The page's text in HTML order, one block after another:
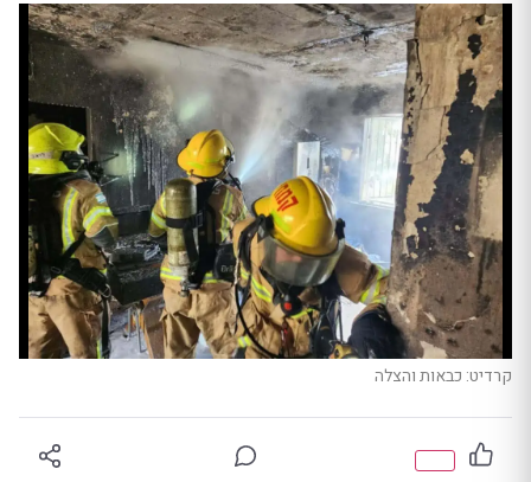
קרדיט: כבאות והצלה